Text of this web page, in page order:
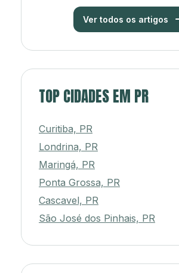
Ver todos os artigos
TOP CIDADES EM PR
Curitiba, PR
Londrina, PR
Maringá, PR
Ponta Grossa, PR
Cascavel, PR
São José dos Pinhais, PR